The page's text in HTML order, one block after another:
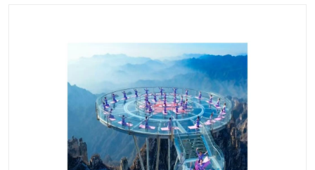
水上乐园设备
攀岩器材
空中自行车
玻璃滑道